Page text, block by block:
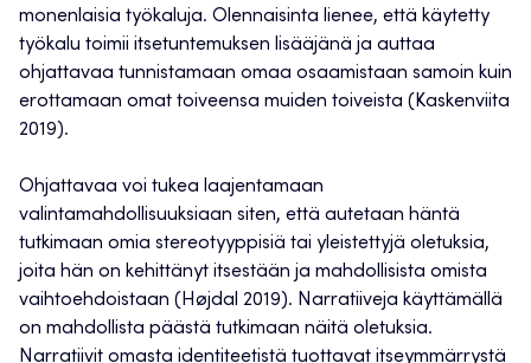
monenlaisia työkaluja. Olennaisinta lienee, että käytetty
työkalu toimii itsetuntemuksen lisääjänä ja auttaa
ohjattavaa tunnistamaan omaa osaamistaan samoin kuin
erottamaan omat toiveensa muiden toiveista (Kaskenviita
2019).
Ohjattavaa voi tukea laajentamaan
valintamahdollisuuksiaan siten, että autetaan häntä
tutkimaan omia stereotyyppisiä tai yleistettyjä oletuksia,
joita hän on kehittänyt itsestään ja mahdollisista omista
vaihtoehdoistaan (Højdal 2019). Narratiiveja käyttämällä
on mahdollista päästä tutkimaan näitä oletuksia.
Narratiivit omasta identiteetistä tuottavat itseymmärrystä